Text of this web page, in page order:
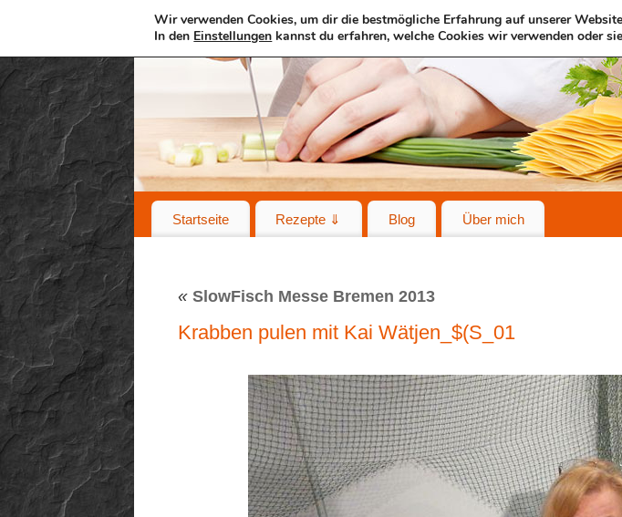
Startseite Rezepte ⇓ Blog Über mich
« SlowFisch Messe Bremen 2013
Krabben pulen mit Kai Wätjen_$(S_01
Wir verwenden Cookies, um dir die bestmögliche Erfahrung auf unserer
In den Einstellungen kannst du erfahren, welche Cookies wir verwenden oder